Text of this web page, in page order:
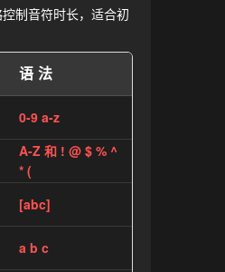
制音符时长，适合初
语法
0-9 a-z
A-Z 和 ! @ $ % ^
* (
[abc]
a b c